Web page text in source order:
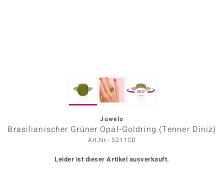
360°
Juwelo
Brasilianischer Grüner Opal-Goldring (Tenner Diniz)
Art.Nr.: 5211CD
Leider ist dieser Artikel ausverkauft.